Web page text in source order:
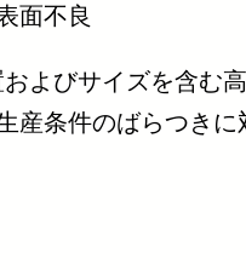
面不良
よびサイズを含む
産条件のばらつき